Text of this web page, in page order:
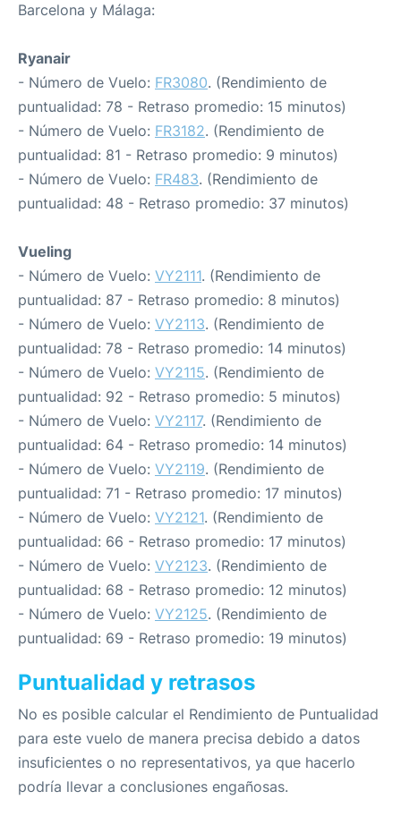
Barcelona y Málaga:
Ryanair
- Número de Vuelo: FR3080. (Rendimiento de
puntualidad: 78 - Retraso promedio: 15 minutos)
- Número de Vuelo: FR3182. (Rendimiento de
puntualidad: 81 - Retraso promedio: 9 minutos)
- Número de Vuelo: FR483. (Rendimiento de
puntualidad: 48 - Retraso promedio: 37 minutos)
Vueling
- Número de Vuelo: VY2111. (Rendimiento de
puntualidad: 87 - Retraso promedio: 8 minutos)
- Número de Vuelo: VY2113. (Rendimiento de
puntualidad: 78 - Retraso promedio: 14 minutos)
- Número de Vuelo: VY2115. (Rendimiento de
puntualidad: 92 - Retraso promedio: 5 minutos)
- Número de Vuelo: VY2117. (Rendimiento de
puntualidad: 64 - Retraso promedio: 14 minutos)
- Número de Vuelo: VY2119. (Rendimiento de
puntualidad: 71 - Retraso promedio: 17 minutos)
- Número de Vuelo: VY2121. (Rendimiento de
puntualidad: 66 - Retraso promedio: 17 minutos)
- Número de Vuelo: VY2123. (Rendimiento de
puntualidad: 68 - Retraso promedio: 12 minutos)
- Número de Vuelo: VY2125. (Rendimiento de
puntualidad: 69 - Retraso promedio: 19 minutos)
Puntualidad y retrasos
No es posible calcular el Rendimiento de Puntualidad
para este vuelo de manera precisa debido a datos
insuficientes o no representativos, ya que hacerlo
podría llevar a conclusiones engañosas.